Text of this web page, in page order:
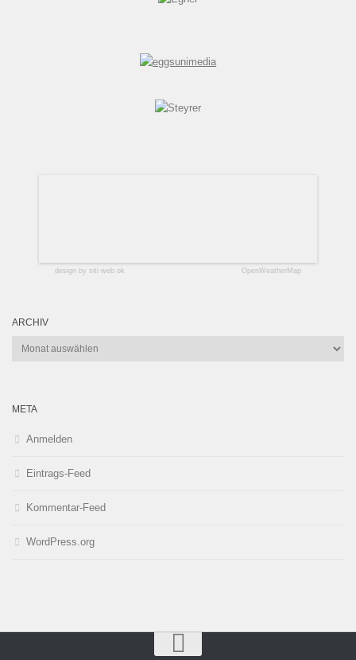
design by siti web ok OpenWeatherMap
ARCHIV
Archiv
META
Anmelden
Eintrags-Feed
Kommentar-Feed
WordPress.org